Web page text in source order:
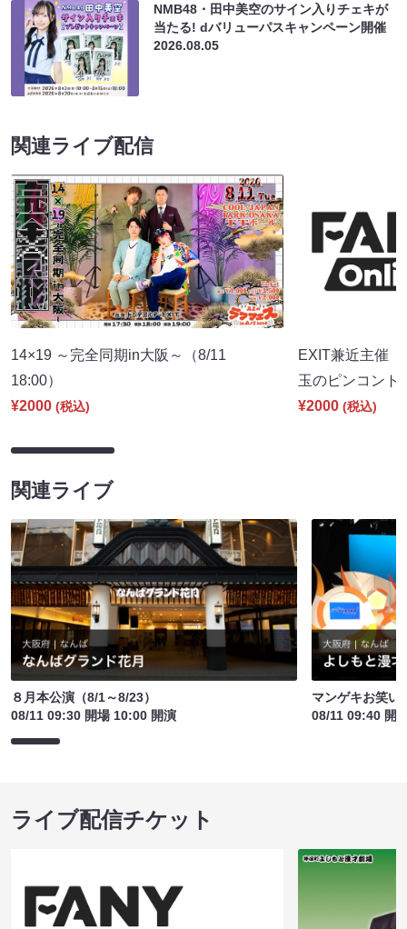
NMB48・田中美空のサイン入りチェキが
当たる! dバリューパスキャンペーン開催
2026.08.05
関連ライブ配信
14×19 ～完全同期in大阪～（8/11
18:00）
¥2000 (税込)
EXIT兼近主催
玉のピンコン
¥2000 (税込)
関連ライブ
８月本公演（8/1～8/23）
08/11 09:30 開場 10:00 開演
マンゲキお笑い
08/11 09:40 開
ライブ配信チケット